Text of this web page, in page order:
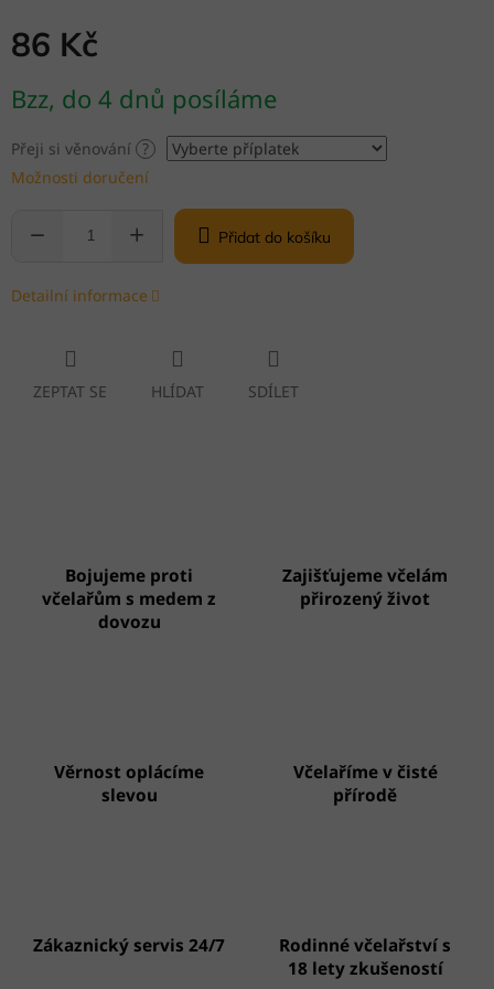
86 Kč
cena:
Bzz, do 4 dnů posíláme
Přeji si věnování ?
Možnosti doručení
Přidat do košíku
Detailní informace
ZEPTAT SE HLÍDAT SDÍLET
Bojujeme proti
včelařům s medem z
dovozu
Zajišťujeme včelám
přirozený život
Věrnost oplácíme
slevou
Včelaříme v čisté
přírodě
Zákaznický servis 24/7
Rodinné včelařství s
18 lety zkušeností